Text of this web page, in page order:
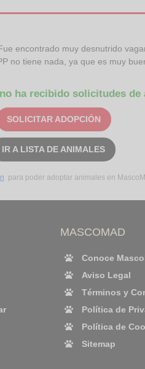
encontrado muy desnutrido
no tiene nada, ya que es muy
ha recibido solicitudes de
SOLICITAR ADOPCIÓN
IR A LISTA DE ANIMALES
para poder adoptar animales en
MASCOMAD
Conoce
Aviso Legal
Términos y
Política de
Política de
Sitemap